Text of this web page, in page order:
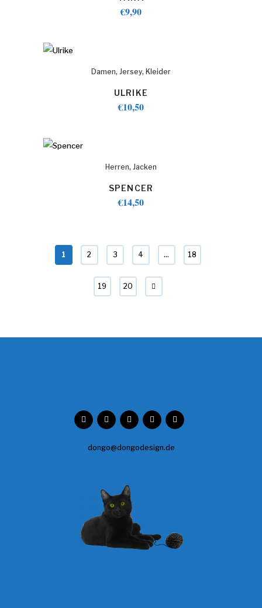
€9,90
Damen, Jersey, Kleider
ULRIKE
€10,50
Herren, Jacken
SPENCER
€14,50
1 2 3 4 … 18
19 20
dongo@dongodesign.de